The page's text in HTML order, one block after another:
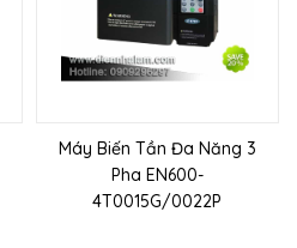
Máy Biến Tần Đa Năng 3
Pha EN600-
4T0015G/0022P